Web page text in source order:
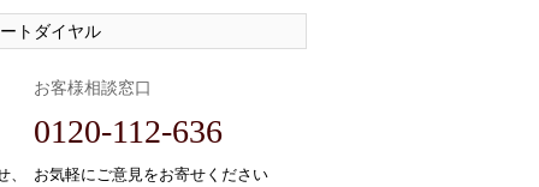
トダイヤル
お客様相談窓口
0120-112-636
お気軽にご意見をお寄せください